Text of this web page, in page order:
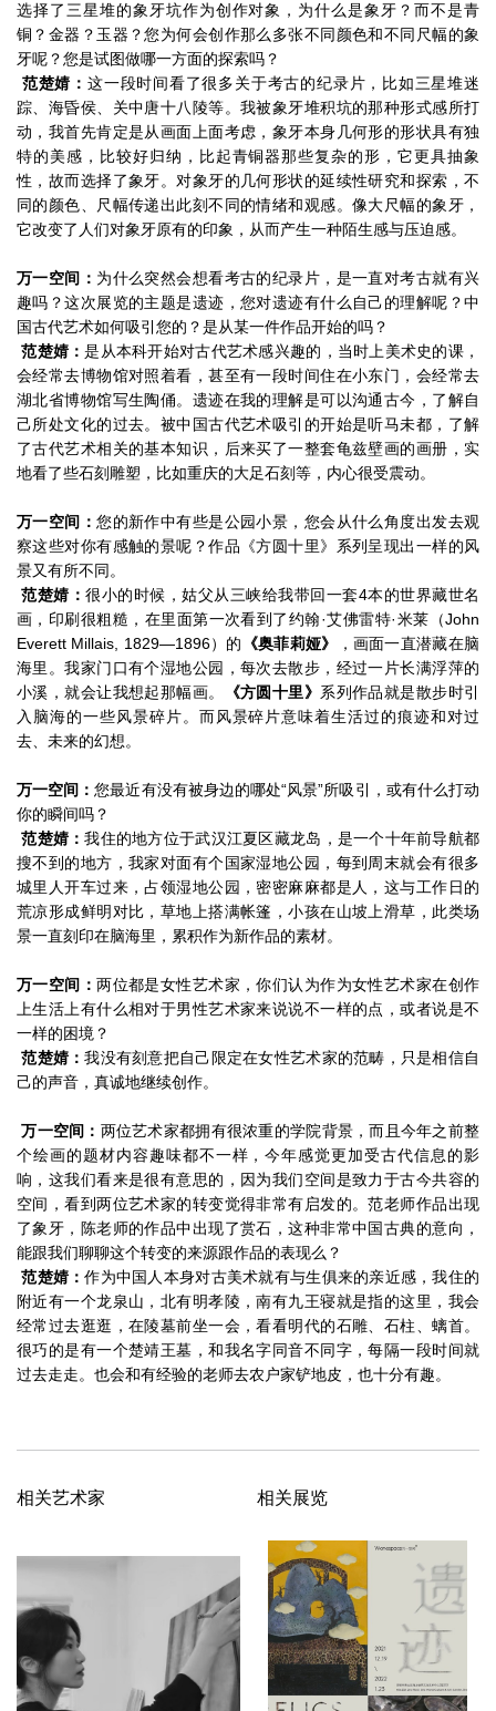
选择了三星堆的象牙坑作为创作对象，为什么是象牙？而不是青
铜？金器？玉器？您为何会创作那么多张不同颜色和不同尺幅的象
牙呢？您是试图做哪一方面的探索吗？
范楚婧： 这一段时间看了很多关于考古的纪录片，比如三星堆迷
踪、海昏侯、关中唐十八陵等。我被象牙堆积坑的那种形式感所打
动，我首先肯定是从画面上面考虑，象牙本身几何形的形状具有独
特的美感，比较好归纳，比起青铜器那些复杂的形，它更具抽象
性，故而选择了象牙。对象牙的几何形状的延续性研究和探索，不
同的颜色、尺幅传递出此刻不同的情绪和观感。像大尺幅的象牙，
它改变了人们对象牙原有的印象，从而产生一种陌生感与压迫感。
万一空间： 为什么突然会想看考古的纪录片，是一直对考古就有兴
趣吗？这次展览的主题是遗迹，您对遗迹有什么自己的理解呢？中
国古代艺术如何吸引您的？是从某一件作品开始的吗？
范楚婧：是从本科开始对古代艺术感兴趣的，当时上美术史的课，
会经常去博物馆对照着看，甚至有一段时间住在小东门，会经常去
湖北省博物馆写生陶俑。遗迹在我的理解是可以沟通古今，了解自
己所处文化的过去。被中国古代艺术吸引的开始是听马未都，了解
了古代艺术相关的基本知识，后来买了一整套龟兹壁画的画册，实
地看了些石刻雕塑，比如重庆的大足石刻等，内心很受震动。
万一空间：您的新作中有些是公园小景，您会从什么角度出发去观
察这些对你有感触的景呢？作品《方圆十里》系列呈现出一样的风
景又有所不同。
范楚婧：很小的时候，姑父从三峡给我带回一套4本的世界藏世名
画，印刷很粗糙，在里面第一次看到了约翰·艾佛雷特·米莱（John
Everett Millais, 1829—1896）的 《奥菲莉娅》
，画面一直潜藏在脑
海里。我家门口有个湿地公园，每次去散步，经过一片长满浮萍的
小溪，就会让我想起那幅画。
《方圆十里》 系列作品就是散步时引
入脑海的一些风景碎片。而风景碎片意味着生活过的痕迹和对过
去、未来的幻想。
万一空间：您最近有没有被身边的哪处“风景”所吸引，或有什么打动
你的瞬间吗？
范楚婧：我住的地方位于武汉江夏区藏龙岛，是一个十年前导航都
搜不到的地方，我家对面有个国家湿地公园，每到周末就会有很多
城里人开车过来，占领湿地公园，密密麻麻都是人，这与工作日的
荒凉形成鲜明对比，草地上搭满帐篷，小孩在山坡上滑草，此类场
景一直刻印在脑海里，累积作为新作品的素材。
万一空间：两位都是女性艺术家，你们认为作为女性艺术家在创作
上生活上有什么相对于男性艺术家来说说不一样的点，或者说是不
一样的困境？
范楚婧：我没有刻意把自己限定在女性艺术家的范畴，只是相信自
己的声音，真诚地继续创作。
万一空间： 两位艺术家都拥有很浓重的学院背景，而且今年之前整
个绘画的题材内容趣味都不一样，今年感觉更加受古代信息的影
响，这我们看来是很有意思的，因为我们空间是致力于古今共容的
空间，看到两位艺术家的转变觉得非常有启发的。范老师作品出现
了象牙，陈老师的作品中出现了赏石，这种非常中国古典的意向，
能跟我们聊聊这个转变的来源跟作品的表现么？
范楚婧：作为中国人本身对古美术就有与生俱来的亲近感，我住的
附近有一个龙泉山，北有明孝陵，南有九王寝就是指的这里，我会
经常过去逛逛，在陵墓前坐一会，看看明代的石雕、石柱、螭首。
很巧的是有一个楚靖王墓，和我名字同音不同字，每隔一段时间就
过去走走。也会和有经验的老师去农户家铲地皮，也十分有趣。
相关艺术家 相关展览